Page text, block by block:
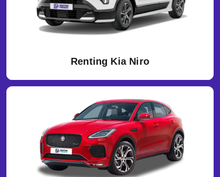
Renting Kia Niro